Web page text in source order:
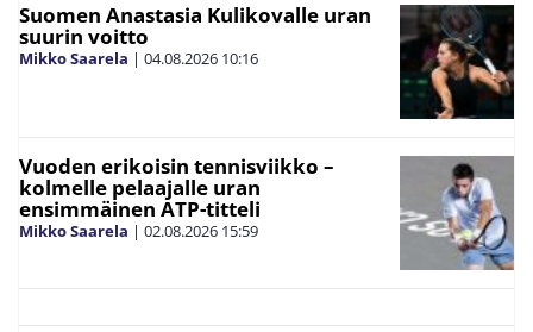
Suomen Anastasia Kulikovalle uran
suurin voitto
Mikko Saarela | 04.08.2026 10:16
Vuoden erikoisin tennisviikko –
kolmelle pelaajalle uran
ensimmäinen ATP-titteli
Mikko Saarela | 02.08.2026 15:59